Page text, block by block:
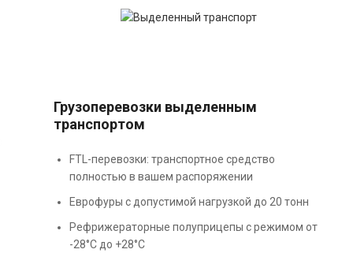
Грузоперевозки выделенным
транспортом
FTL-перевозки: транспортное средство
полностью в вашем распоряжении
Еврофуры с допустимой нагрузкой до 20 тонн
Рефрижераторные полуприцепы с режимом от
-28°С до +28°С